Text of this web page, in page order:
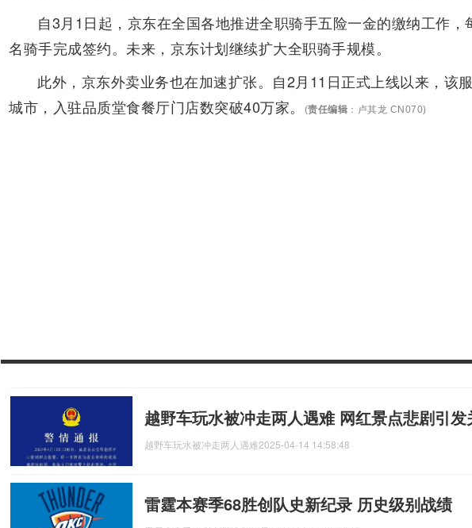
自3月1日起，京东在全国各地推进全职骑手五险一金的缴纳工作，
名骑手完成签约。未来，京东计划继续扩大全职骑手规模。
此外，京东外卖业务也在加速扩张。自2月11日正式上线以来，该
城市，入驻品质堂食餐厅门店数突破40万家。
(责任编辑 ：卢其龙 CN070)
越野车玩水被冲走两人遇难 网红景点悲剧引发
越野车玩水被冲走两人遇难2025-04-14 14:58:48
雷霆本赛季68胜创队史新纪录 历史级别战绩